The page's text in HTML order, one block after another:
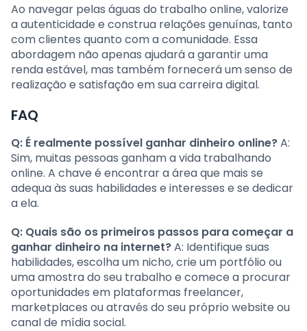
Ao navegar pelas águas do trabalho online, valorize
a autenticidade e construa relações genuínas, tanto
com clientes quanto com a comunidade. Essa
abordagem não apenas ajudará a garantir uma
renda estável, mas também fornecerá um senso de
realização e satisfação em sua carreira digital.
FAQ
Q: É realmente possível ganhar dinheiro online?A:
Sim, muitas pessoas ganham a vida trabalhando
online. A chave é encontrar a área que mais se
adequa às suas habilidades e interesses e se dedicar
a ela.
Q: Quais são os primeiros passos para começar a
ganhar dinheiro na internet?A: Identifique suas
habilidades, escolha um nicho, crie um portfólio ou
uma amostra do seu trabalho e comece a procurar
oportunidades em plataformas freelancer,
marketplaces ou através do seu próprio website ou
canal de mídia social.